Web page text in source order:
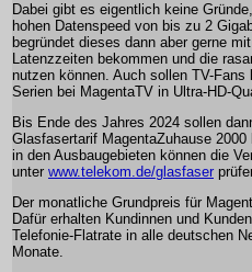
Dabei gibt es eigentlich keine
hohen Datenspeed von bis zu 2
begründet dieses dann aber gerne
Latenzzeiten bekommen und die
nutzen können. Auch sollen TV-
Serien bei MagentaTV in Ultra-HD-
Bis Ende des Jahres 2024 sollen
Glasfasertarif MagentaZuhause
in den Ausbaugebieten können die
unter www.telekom.de/glasfaser
Der monatliche Grundpreis für
Dafür erhalten Kundinnen und
Telefonie-Flatrate in alle deutschen
Monate.